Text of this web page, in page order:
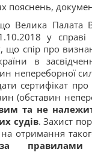
пояснень,
Велика Палата
у справі
що спір про
в
непереборної
сертифікат про
(обставин
та не
судів. Захист
отримання
правилами